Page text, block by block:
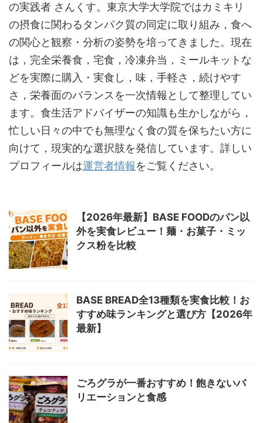
の実践者 さんくす。東京大学大学院ではカミキリ
の摂食に関わるタンパク質の同定に取り組み，食へ
の関心と観察・分析の姿勢を培ってきました。現在
は，完全栄養食，宅食，冷凍弁当，ミールキットな
どを実際に購入・実食し，味，手軽さ，続けやす
さ，栄養面のバランスを一次情報として整理してい
ます。食生活アドバイザーの知識も生かしながら，
忙しい日々の中でも無理なく食の質を保ちたい方に
向けて，現実的な選択肢を発信しています。詳しい
プロフィールは運営者情報をご覧ください。
【2026年最新】BASE FOODのパン以
外を実食レビュー！麺・お菓子・ミッ
クス粉を比較
BASE BREAD全13種類を実食比較！お
すすめ味ランキングと選び方【2026年
最新】
ごろグラが一番おすすめ！飽きないバ
リエーションと食感